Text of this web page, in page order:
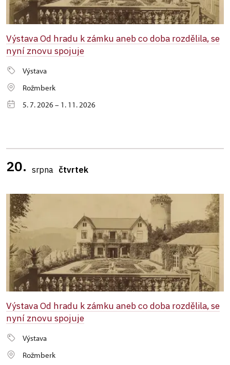
Výstava Od hradu k zámku aneb co doba rozdělila, se
nyní znovu spojuje
Výstava
Rožmberk
5. 7. 2026 – 1. 11. 2026
20. srpna čtvrtek
Výstava Od hradu k zámku aneb co doba rozdělila, se
nyní znovu spojuje
Výstava
Rožmberk